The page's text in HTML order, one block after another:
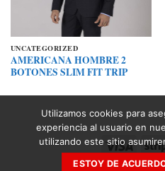
UNCATEGORIZED
AMERICANA HOMBRE 2
BOTONES SLIM FIT TRIP
Visa
Utilizamos cookies para
experiencia al usuario en
utilizando este sitio
ESTOY DE